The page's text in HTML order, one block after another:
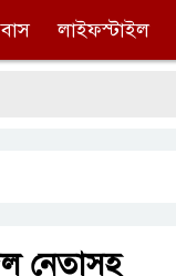
লাইফস্টাইল
নেতাসহ